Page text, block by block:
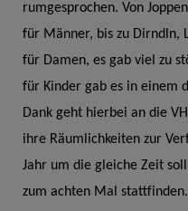
rumgesprochen. Von
für Männer, bis zu Dirndln,
für Damen, es gab viel zu
für Kinder gab es in einem
Dank geht hierbei an die
ihre Räumlichkeiten zur
Jahr um die gleiche Zeit
zum achten Mal stattfinden.